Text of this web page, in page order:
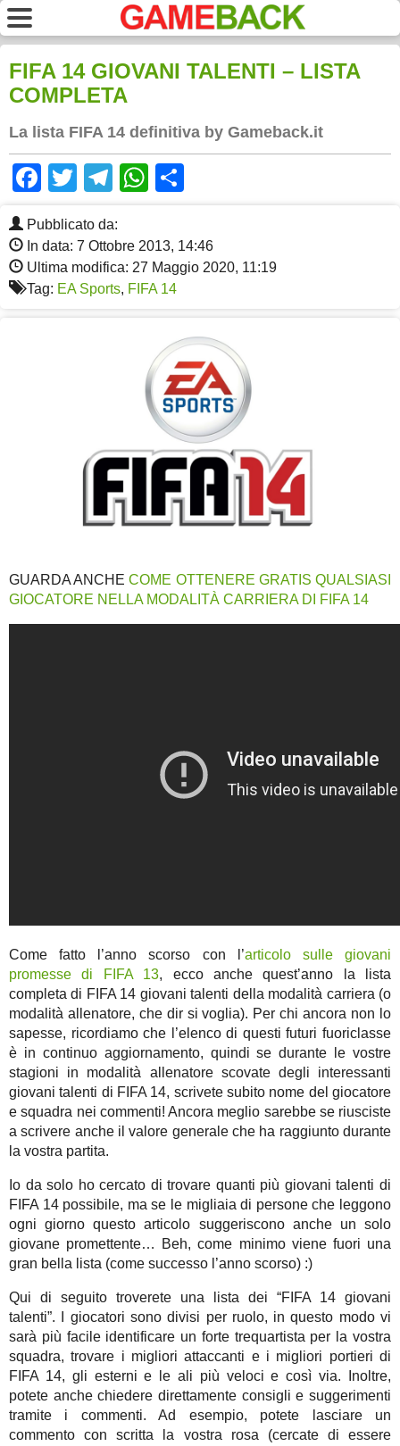
FIFA 14 GIOVANI TALENTI – LISTA
COMPLETA
La lista FIFA 14 definitiva by Gameback.it
Facebook
TwitterTelegram
WhatsApp
Pubblicato da:
In data: 7 Ottobre 2013, 14:46
Ultima modifica: 27 Maggio 2020, 11:19
Tag: EA Sports, FIFA 14
GUARDA ANCHECOME OTTENERE GRATIS QUALSIASI
GIOCATORE NELLA MODALITÀ CARRIERA DI FIFA 14
Come fatto l’anno scorso con l’articolo sulle giovani
promesse di FIFA 13, ecco anche quest’anno la lista
completa di FIFA 14 giovani talenti della modalità carriera (o
modalità allenatore, che dir si voglia). Per chi ancora non lo
sapesse, ricordiamo che l’elenco di questi futuri fuoriclasse
è in continuo aggiornamento, quindi se durante le vostre
stagioni in modalità allenatore scovate degli interessanti
giovani talenti di FIFA 14, scrivete subito nome del giocatore
e squadra nei commenti! Ancora meglio sarebbe se riusciste
a scrivere anche il valore generale che ha raggiunto durante
la vostra partita.
Io da solo ho cercato di trovare quanti più giovani talenti di
FIFA 14 possibile, ma se le migliaia di persone che leggono
ogni giorno questo articolo suggeriscono anche un solo
giovane promettente… Beh, come minimo viene fuori una
gran bella lista (come successo l’anno scorso) :)
Qui di seguito troverete una lista dei “FIFA 14 giovani
talenti”. I giocatori sono divisi per ruolo, in questo modo vi
sarà più facile identificare un forte trequartista per la vostra
squadra, trovare i migliori attaccanti e i migliori portieri di
FIFA 14, gli esterni e le ali più veloci e così via. Inoltre,
potete anche chiedere direttamente consigli e suggerimenti
tramite i commenti. Ad esempio, potete lasciare un
commento con scritta la vostra rosa (cercate di essere